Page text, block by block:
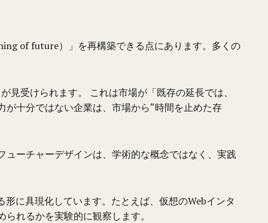
of future）」を再構築できる点にあります。多くの
受けられます。 これは市場が「既存の延長では、
十分ではない企業は、市場から“時間を止めた存
ーチャーデザインは、学術的な概念ではなく、実践
に具現化しています。たとえば、仮想のWebインタ
れるかを実験的に観察します。